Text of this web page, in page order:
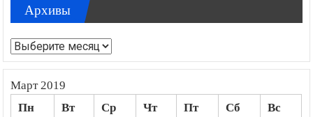
Архивы
Архивы
Март 2019
Пн Вт Ср Чт Пт Сб
Вс